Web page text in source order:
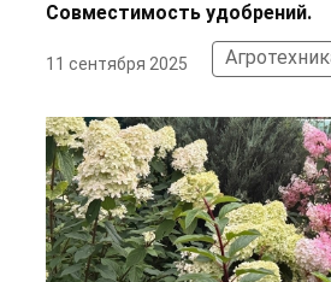
Совместимость удобрений.
11 сентября 2025